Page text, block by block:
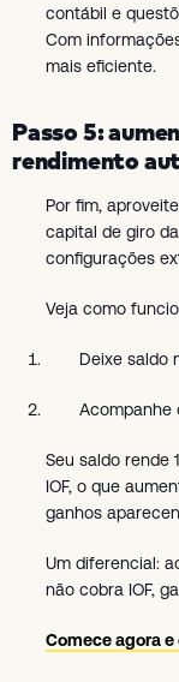
contábil e
Com
mais eficiente.
Passo 5:
rendimento
Por fim,
capital de giro
configurações
Veja como
Deixe saldo
Acompanhe
Seu saldo rende
IOF, o que
ganhos
Um diferencial:
não cobra IOF,
Comece agora e